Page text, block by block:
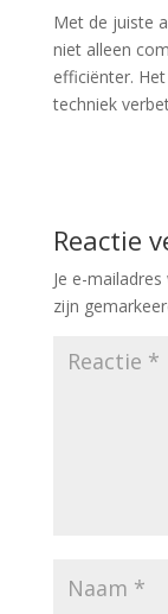
Met de juiste
niet alleen
efficiënter.
techniek
Reactie
Je e-
zijn